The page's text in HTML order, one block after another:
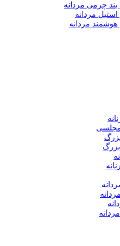
چرمی مردانه
مردانه
مردانه